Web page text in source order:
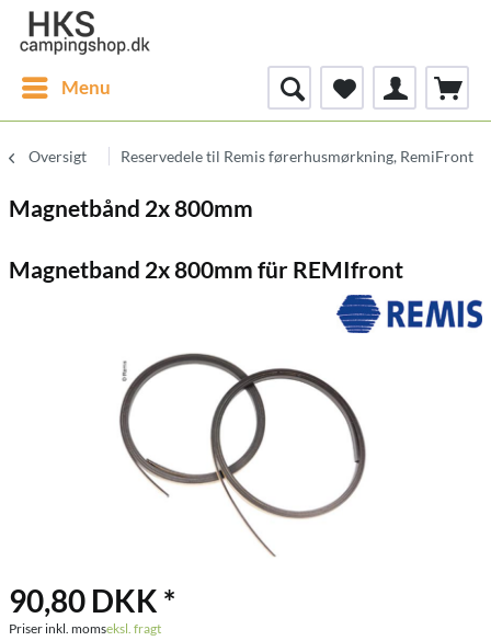
Menu
Oversigt Reservedele til Remis førerhusmørkning, RemiFront
Magnetbånd 2x 800mm
Magnetband 2x 800mm für REMIfront
90,80 DKK *
Priser inkl. momseksl. fragt